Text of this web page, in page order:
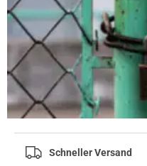
Schneller Versand